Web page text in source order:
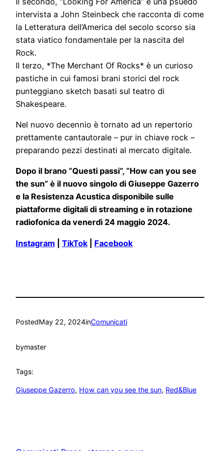
intervista a John Steinbeck che racconta di come
la Letteratura dell’America del secolo scorso sia
stata viatico fondamentale per la nascita del
Rock.
Il terzo, *The Merchant Of Rocks* è un curioso
pastiche in cui famosi brani storici del rock
punteggiano sketch basati sul teatro di
Shakespeare.
Nel nuovo decennio è tornato ad un repertorio
prettamente cantautorale – pur in chiave rock –
preparando pezzi destinati al mercato digitale.
Dopo il brano “Questi passi”, “How can you see
the sun” è il nuovo singolo di Giuseppe Gazerro
e la Resistenza Acustica disponibile sulle
piattaforme digitali di streaming e in rotazione
radiofonica da venerdì 24 maggio 2024.
Instagram TikTok Facebook
PostedMay 22, 2024inComunicati
bymaster
Tags:
Giuseppe Gazerro, How can you see the sun, Red&Blue